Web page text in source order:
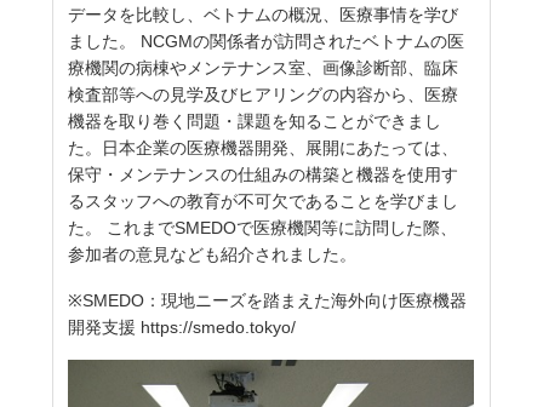
データを比較し、ベトナムの概況、医療事情を学び
ました。 NCGMの関係者が訪問されたベトナムの医
療機関の病棟やメンテナンス室、画像診断部、臨床
検査部等への見学及びヒアリングの内容から、医療
機器を取り巻く問題・課題を知ることができまし
た。日本企業の医療機器開発、展開にあたっては、
保守・メンテナンスの仕組みの構築と機器を使用す
るスタッフへの教育が不可欠であることを学びまし
た。 これまでSMEDOで医療機関等に訪問した際、
参加者の意見なども紹介されました。
※SMEDO：現地ニーズを踏まえた海外向け医療機器
開発支援 https://smedo.tokyo/